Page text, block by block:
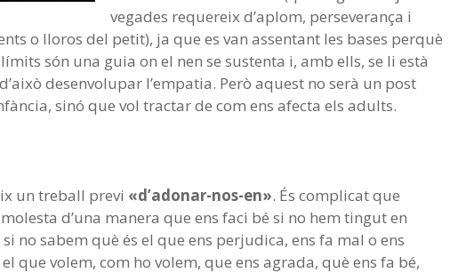
vegades requereix d’aplom, perseverança i
o lloros del petit), ja que es van assentant les bases perquè
límits són una guia on el nen se sustenta i, amb ells, se li està
desenvolupar l’empatia. Però aquest no serà un post
sinó que vol tractar de com ens afecta els adults.
un treball previ «d’adonar-nos-en». És complicat que
d’una manera que ens faci bé si no hem tingut en
no sabem què és el que ens perjudica, ens fa mal o ens
que volem, com ho volem, que ens agrada, què ens fa bé,